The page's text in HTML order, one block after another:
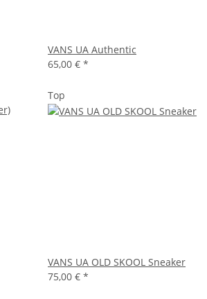
VANS UA Authentic
65,00 € *
Top
VANS UA OLD SKOOL Sneaker
75,00 € *